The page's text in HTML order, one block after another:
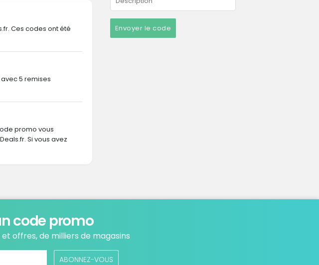
Envoyer le code
Ces codes ont été
5 remises
promo vous
Si vous avez
code promo
offres, de milliers de magasins
ABONNEZ-VOUS